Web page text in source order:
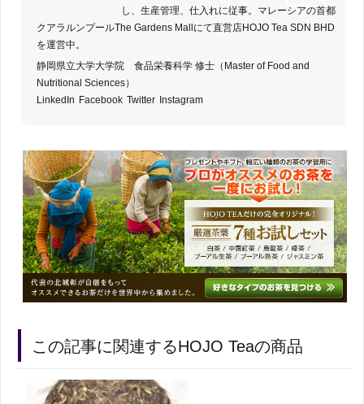
し、生産管理、仕入れに従事。マレーシアの首都
クアラルンプールThe Gardens Mallにて直営店HOJO Tea SDN BHD
を運営中。
静岡県立大学大学院 食品栄養科学 修士（Master of Food and
Nutritional Sciences）
LinkedIn Facebook Twitter Instagram
この記事に関連するHOJO Teaの商品